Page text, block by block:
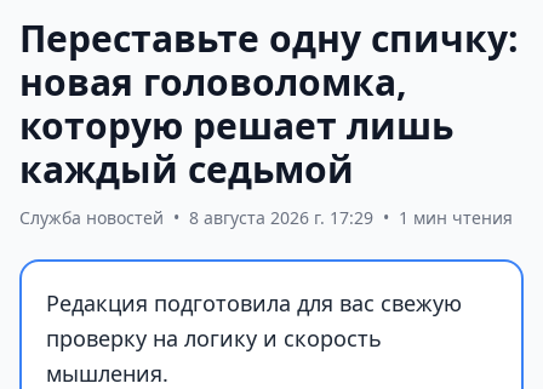
Переставьте одну спичку:
новая головоломка,
которую решает лишь
каждый седьмой
Служба новостей • 8 августа 2026 г. 17:29 • 1 мин чтения
Редакция подготовила для вас свежую
проверку на логику и скорость
мышления.